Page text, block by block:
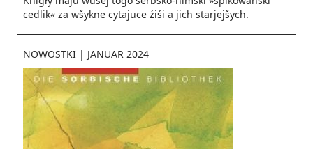
cedlik« za wšykne cytajuce źiśi a jich starjejšych.
NOWOSTKI | JANUAR 2024